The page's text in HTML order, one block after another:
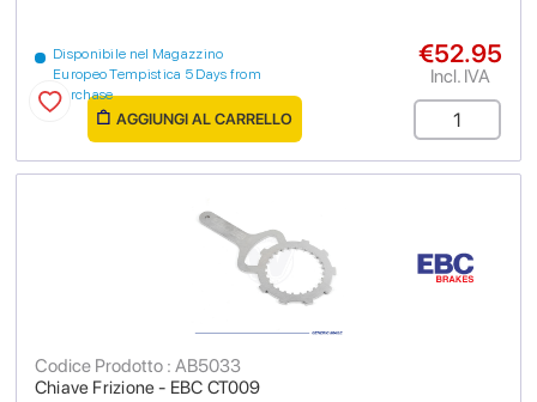
Disponibile nel Magazzino
Europeo Tempistica 5 Days from
purchase
€52.95
Incl. IVA
AGGIUNGI AL CARRELLO
Chiave Frizione - EBC CT009
Codice Prodotto : AB5033